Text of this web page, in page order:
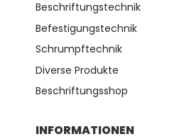
Beschriftungstechnik
Befestigungstechnik
Schrumpftechnik
Diverse Produkte
Beschriftungsshop
INFORMATIONEN